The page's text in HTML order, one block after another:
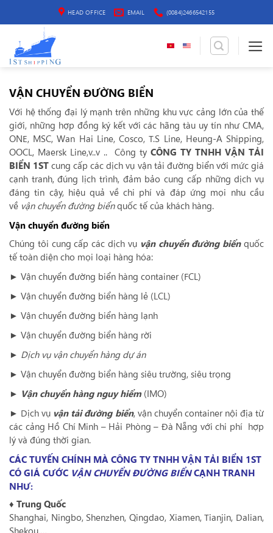
dung
HEAD OFFICE EMAIL (0084)2466542155
VẬN CHUYỂN ĐƯỜNG BIỂN
Với hệ thống đại lý mạnh trên những khu vực cảng lớn của thế
giới, những hợp đồng ký kết với các hãng tàu uy tín như CMA,
ONE, MSC, Wan Hai Line, Cosco, T.S Line, Heung-A Shipping,
OOCL, Maersk Line,v..v .. Công ty CÔNG TY TNHH VẬN TẢI
BIỂN 1STcung cấp các dịch vụ vận tải đường biển với mức giá
cạnh tranh, đúng lịch trình, đảm bảo cung cấp những dịch vụ
đáng tin cậy, hiệu quả về chi phí và đáp ứng mọi nhu cầu
về vận chuyển đường biểnquốc tế của khách hàng.
Vận chuyển đường biển
Chúng tôi cung cấp các dịch vụ vận chuyển đường biểnquốc
tế toàn diện cho mọi loại hàng hóa:
► Vận chuyển đường biển hàng container (FCL)
► Vận chuyển đường biển hàng lẻ (LCL)
► Vận chuyển đường biển hàng lạnh
► Vận chuyển đường biển hàng rời
► Dịch vụ vận chuyển hàng dự án
► Vận chuyển đường biển hàng siêu trường, siêu trọng
► Vận chuyển hàng nguy hiểm (IMO)
► Dịch vụ vận tải đường biển, vận chuyển container nội địa từ
các cảng Hồ Chí Minh – Hải Phòng – Đà Nẵng với chi phí hợp
lý và đúng thời gian.
CÁC TUYẾN CHÍNH MÀ CÔNG TY TNHH VẬN TẢI BIỂN 1ST
CÓ GIÁ CƯỚC VẬN CHUYỂN ĐƯỜNG BIỂNCẠNH TRANH
NHƯ:
♦ Trung Quốc
Shanghai, Ningbo, Shenzhen, Qingdao, Xiamen, Tianjin, Dalian,
Shekou,…